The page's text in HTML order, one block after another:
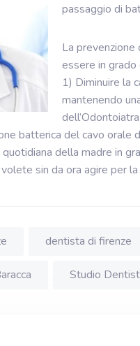
passaggio di
La
essere in grado
1) Diminuire la
mantenendo
batterica del cavo
quotidiana della madre in
sin da ora agire per
dentista di firenze
Studio